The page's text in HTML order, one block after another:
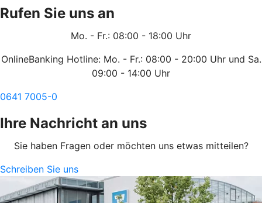
Rufen Sie uns an
Mo. - Fr.: 08:00 - 18:00 Uhr
OnlineBanking Hotline: Mo. - Fr.: 08:00 - 20:00 Uhr und Sa.
09:00 - 14:00 Uhr
0641 7005-0
Ihre Nachricht an uns
Sie haben Fragen oder möchten uns etwas mitteilen?
Schreiben Sie uns